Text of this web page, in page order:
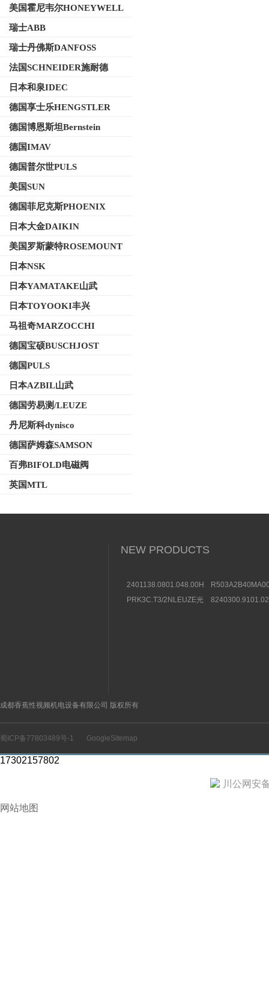
美国霍尼韦尔HONEYWELL
瑞士ABB
瑞士丹佛斯DANFOSS
法国SCHNEIDER施耐德
日本和泉IDEC
德国享士乐HENGSTLER
德国博恩斯坦Bernstein
德国IMAV
德国普尔世PULS
美国SUN
德国菲尼克斯PHOENIX
日本大金DAIKIN
美国罗斯蒙特ROSEMOUNT
日本NSK
日本YAMATAKE山武
日本TOYOOKI丰兴
马祖奇MARZOCCHI
德国宝硕BUSCHJOST
德国PULS
日本AZBIL山武
德国劳易测/LEUZE
丹尼斯科dynisco
德国萨姆森SAMSON
百弗BIFOLD电磁阀
英国MTL
NEW PRODUCTS
2401138.0801.048.00HERION
数据
PRK3C.T3/2NLEUZE光
成都香蕉性视频机电设备有限公司 版权所有
蜀ICP备77803489号-1 GoogleSitemap
17302157802
川公网安
网站地图